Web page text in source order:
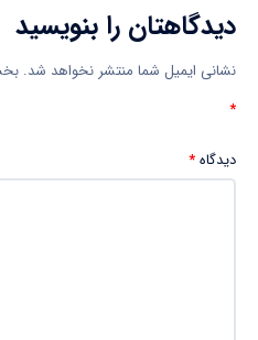
دیدگاهتان را بنویسید
نشانی ایمیل شما منتشر نخواهد شد.
*
دیدگاه*